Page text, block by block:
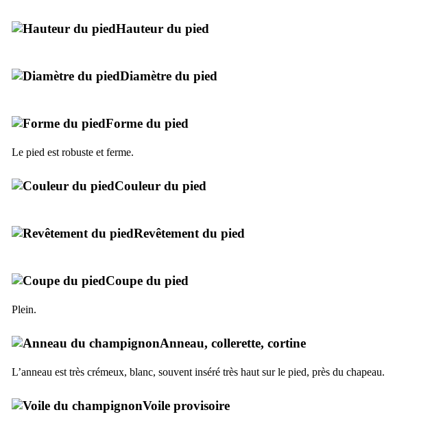
Hauteur du pied
Diamètre du pied
Forme du pied
Le pied est robuste et ferme.
Couleur du pied
Revêtement du pied
Coupe du pied
Plein.
Anneau, collerette, cortine
L’anneau est très crémeux, blanc, souvent inséré très haut sur le pied, près du chapeau.
Voile provisoire